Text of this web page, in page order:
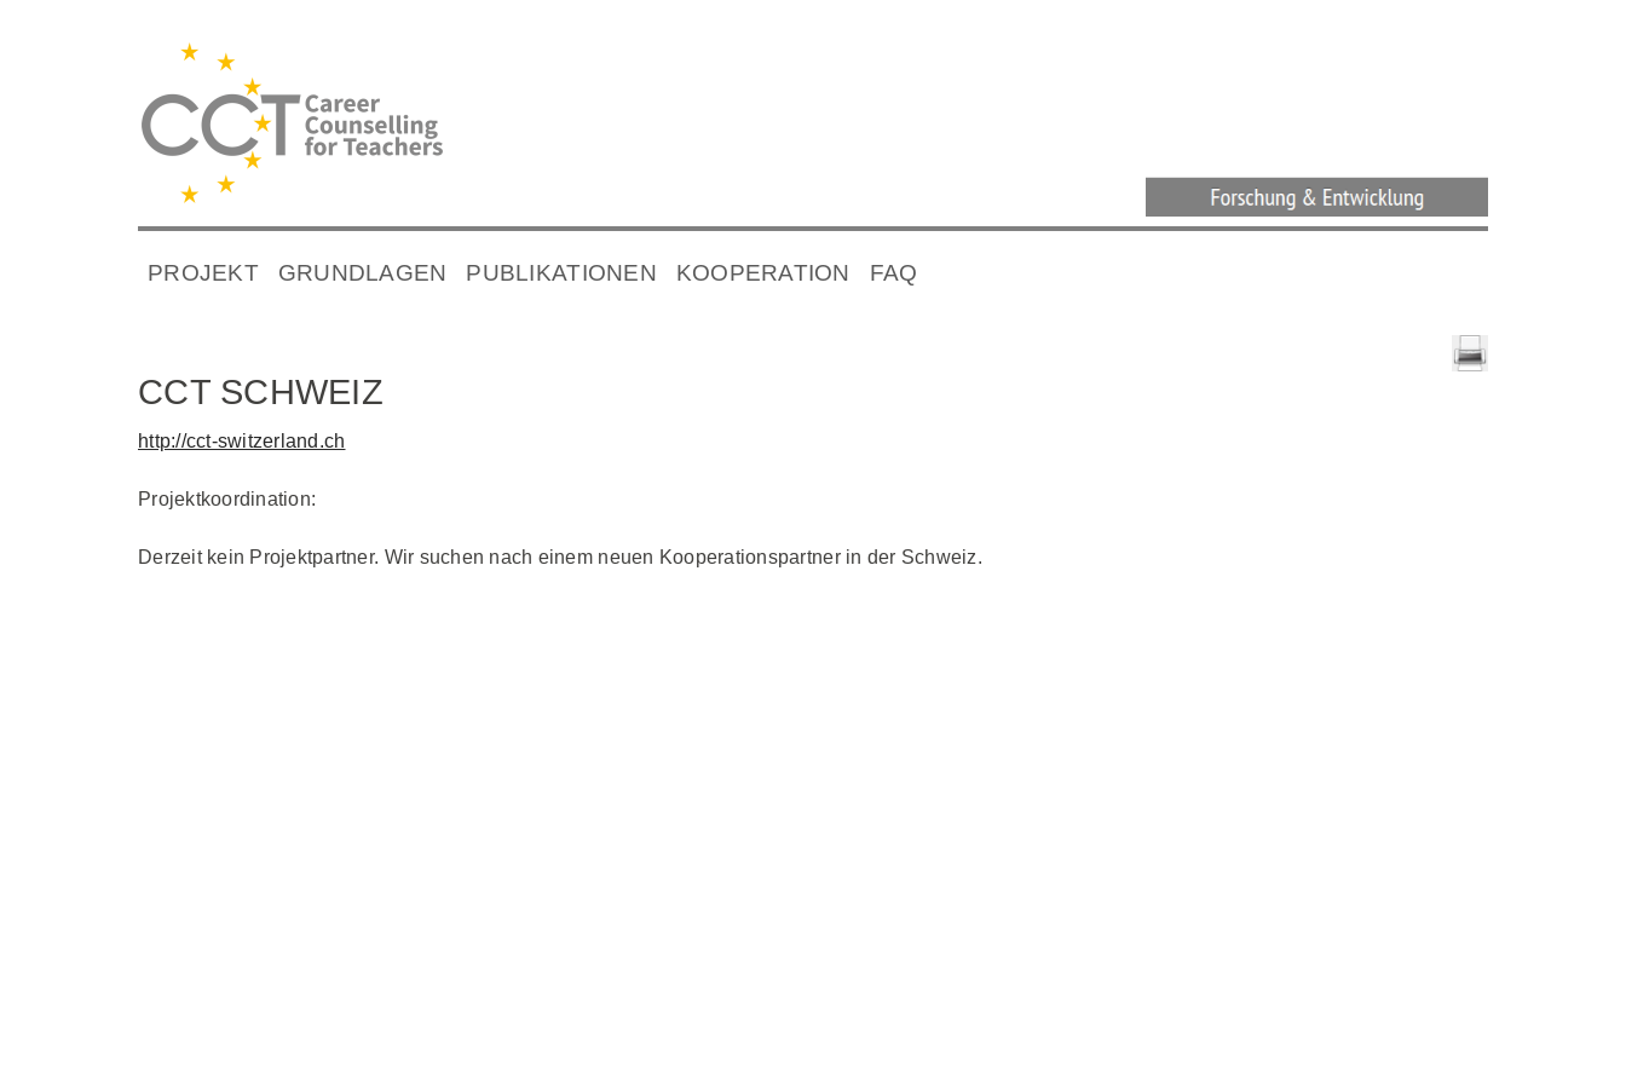
PROJEKT GRUNDLAGEN PUBLIKATIONEN KOOPERATION FAQ
CCT SCHWEIZ
http://cct-switzerland.ch
Projektkoordination:
Derzeit kein Projektpartner. Wir suchen nach einem neuen Kooperationspartner in der Schweiz.